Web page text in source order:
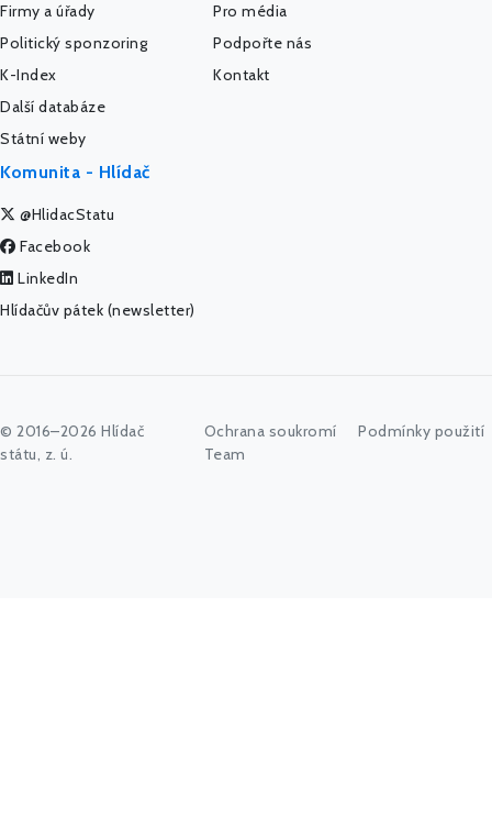
Firmy a úřady
Politický sponzoring
K-Index
Další databáze
Státní weby
Pro média
Podpořte nás
Kontakt
Komunita - Hlídač
@HlidacStatu
Facebook
LinkedIn
Hlídačův pátek (newsletter)
© 2016–2026 Hlídač
státu, z. ú.
Ochrana soukromí
Podmínky použití
Team